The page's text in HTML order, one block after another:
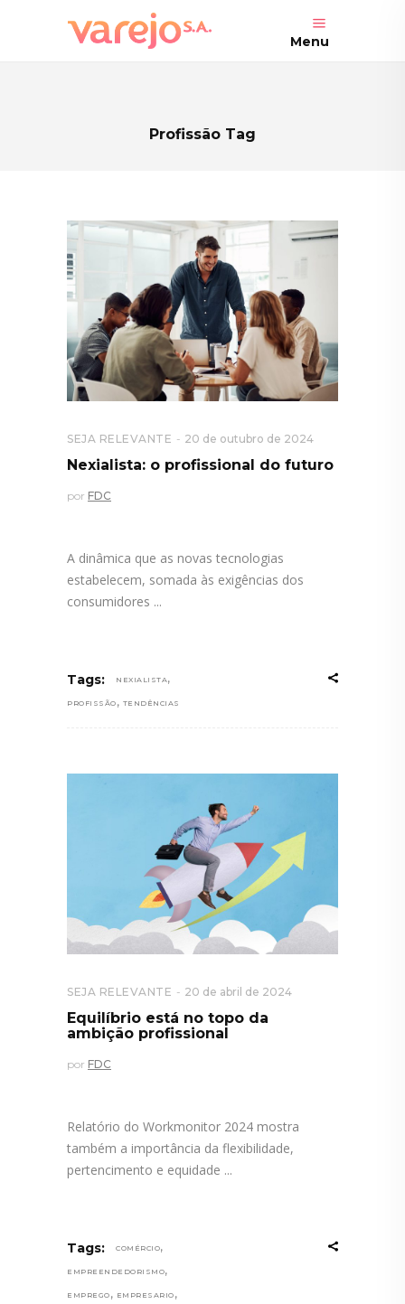
Menu
Profissão Tag
SEJA RELEVANTE 20 de outubro de 2024
Nexialista: o profissional do futuro
por FDC
A dinâmica que as novas tecnologias
estabelecem, somada às exigências dos
consumidores
Tags: NEXIALISTA,
PROFISSÃO , TENDÊNCIAS
SEJA RELEVANTE 20 de abril de 2024
Equilíbrio está no topo da
ambição profissional
por FDC
Relatório do Workmonitor 2024 mostra
também a importância da flexibilidade,
pertencimento e equidade
Tags: COMÉRCIO,
EMPREENDEDORISMO,
EMPREGO , EMPRESARIO ,